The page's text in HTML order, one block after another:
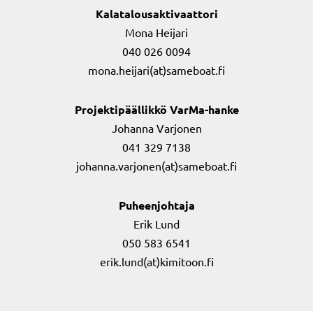
Kalatalousaktivaattori
Mona Heijari
040 026 0094
mona.heijari(at)sameboat.fi
Projektipäällikkö VarMa-hanke
Johanna Varjonen
041 329 7138
johanna.varjonen(at)sameboat.fi
Puheenjohtaja
Erik Lund
050 583 6541
erik.lund(at)kimitoon.fi